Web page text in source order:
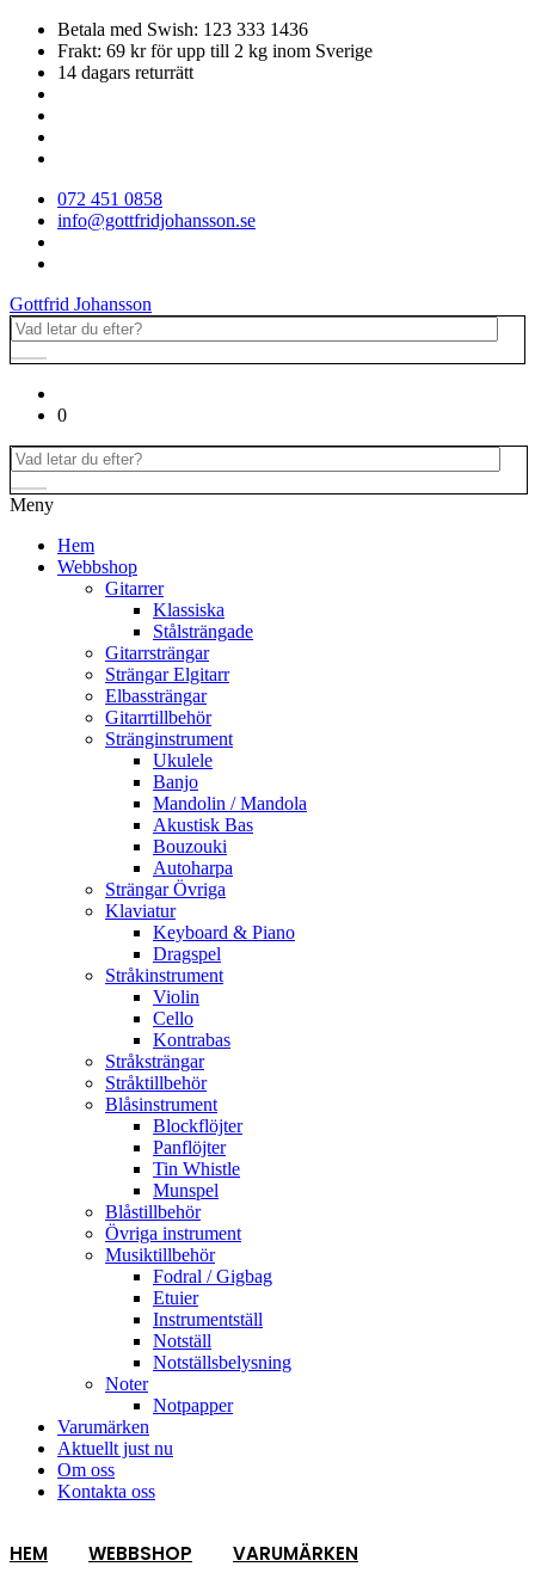
Betala med Swish: 123 333 1436
Frakt: 69 kr för upp till 2 kg inom Sverige
14 dagars returrätt
072 451 0858
info@gottfridjohansson.se
Gottfrid Johansson
0
Meny
Hem
Webbshop
Gitarrer
Klassiska
Stålsträngade
Gitarrsträngar
Strängar Elgitarr
Elbassträngar
Gitarrtillbehör
Stränginstrument
Ukulele
Banjo
Mandolin / Mandola
Akustisk Bas
Bouzouki
Autoharpa
Strängar Övriga
Klaviatur
Keyboard & Piano
Dragspel
Stråkinstrument
Violin
Cello
Kontrabas
Stråksträngar
Stråktillbehör
Blåsinstrument
Blockflöjter
Panflöjter
Tin Whistle
Munspel
Blåstillbehör
Övriga instrument
Musiktillbehör
Fodral / Gigbag
Etuier
Instrumentställ
Notställ
Notställsbelysning
Noter
Notpapper
Varumärken
Aktuellt just nu
Om oss
Kontakta oss
HEM WEBBSHOP VARUMÄRKEN